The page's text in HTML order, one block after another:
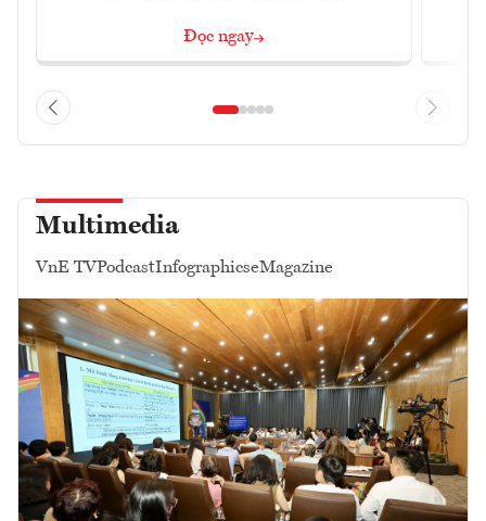
Đọc ngay
Multimedia
VnE TVPodcastInfographicseMagazine